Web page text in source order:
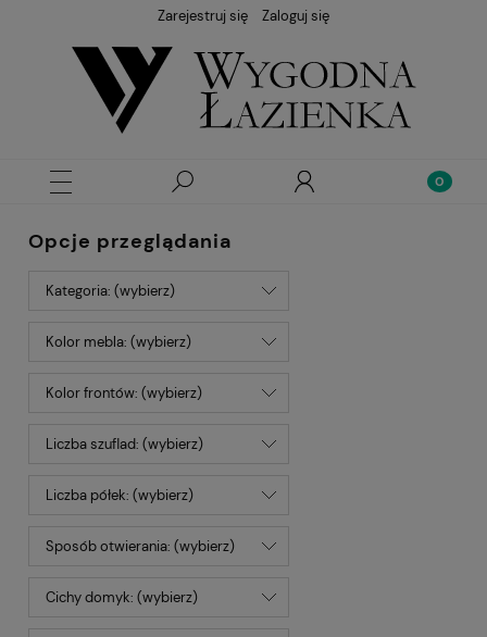
Zarejestruj się Zaloguj się
Opcje przeglądania
Kategoria: (wybierz)
Kolor mebla: (wybierz)
Kolor frontów: (wybierz)
Liczba szuflad: (wybierz)
Liczba półek: (wybierz)
Sposób otwierania: (wybierz)
Cichy domyk: (wybierz)